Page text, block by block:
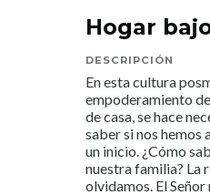
Hogar
DESCRIPCIÓN
En esta cultura
empoderamiento
de casa, se hace
saber si nos hemos
un inicio. ¿Cómo
nuestra familia? La
olvidamos. El